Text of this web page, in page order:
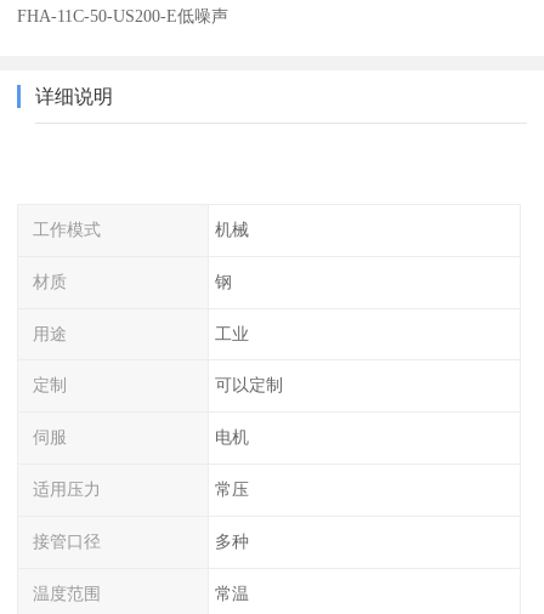
FHA-11C-50-US200-E低噪声
详细说明
工作模式 机械
材质 钢
用途 工业
定制 可以定制
伺服 电机
适用压力 常压
接管口径 多种
温度范围 常温